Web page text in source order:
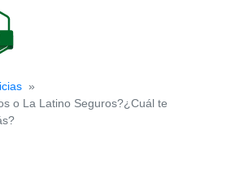
»
o La Latino Seguros?¿Cuál te